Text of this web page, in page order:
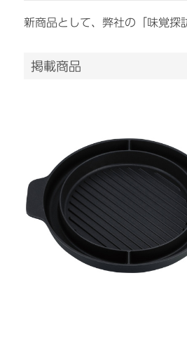
新商品として、弊社の「味覚探
掲載商品